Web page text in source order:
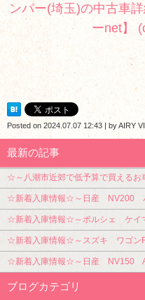
ンパー(埼玉)の中古車
ーnet】
Posted on 2024.07.07 12:43 byAIRY
最新の記事
☆～八潮市近郊で低予算で買える
☆新着入庫情報☆～日産 NV200
☆新着入庫情報☆～ポルシェ ケイ
☆新着入庫情報☆～スズキ ワゴン
☆新着入庫情報☆～日産 NV150
ブログカテゴリ